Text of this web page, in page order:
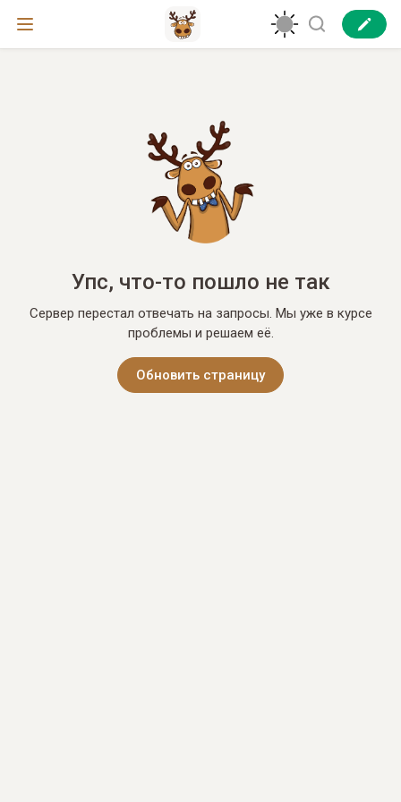
Упс, что-то пошло не так
Сервер перестал отвечать на запросы. Мы уже в курсе
проблемы и решаем её.
Обновить страницу